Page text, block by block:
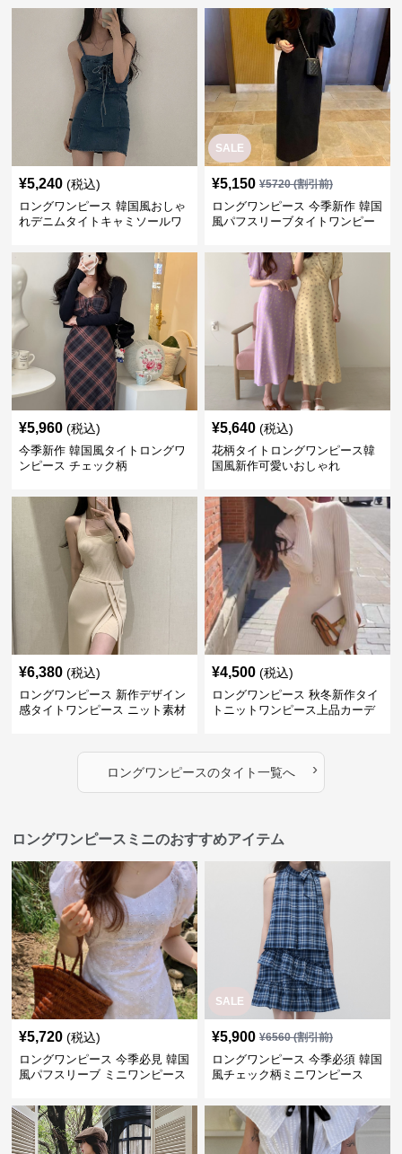
¥5,240 (税込)
ロングワンピース 韓国風おしゃ
れデニムタイトキャミソールワ
SALE
¥5,150 ¥5720(割引前)
ロングワンピース 今季新作 韓国
風パフスリーブタイトワンピー
¥5,960 (税込)
今季新作 韓国風タイトロングワ
ンピース チェック柄
¥5,640 (税込)
花柄タイトロングワンピース韓
国風新作可愛いおしゃれ
¥6,380 (税込)
ロングワンピース 新作デザイン
感タイトワンピース ニット素材
¥4,500 (税込)
ロングワンピース 秋冬新作タイ
トニットワンピース上品カーデ
ロングワンピースのタイト一覧へ ›
ロングワンピースミニのおすすめアイテム
¥5,720 (税込)
ロングワンピース 今季必見 韓国
風パフスリーブ ミニワンピース
SALE
¥5,900 ¥6560(割引前)
ロングワンピース 今季必須 韓国
風チェック柄ミニワンピース